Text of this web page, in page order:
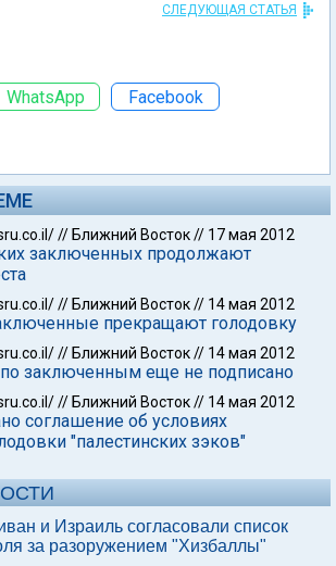
СЛЕДУЮЩАЯ СТАТЬЯ
WhatsApp Facebook
// Ближний Восток// 17 мая 2012
заключенных продолжают
// Ближний Восток// 14 мая 2012
прекращают голодовку
// Ближний Восток// 14 мая 2012
заключенным еще не подписано
// Ближний Восток// 14 мая 2012
соглашение об условиях
"палестинских зэков"
и Израиль согласовали список
за разоружением "Хизбаллы"